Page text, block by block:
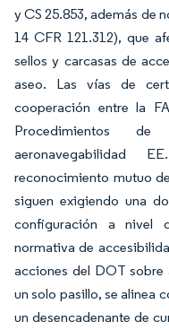
y CS 25.853, además de
14 CFR 121.312), que
sellos y carcasas de
aseo. Las vías de
cooperación entre la
Procedimientos de
aeronavegabilidad
reconocimiento mutuo
siguen exigiendo una
configuración a nivel
normativa de
acciones del DOT sobre
un solo pasillo, se alinea
un desencadenante de